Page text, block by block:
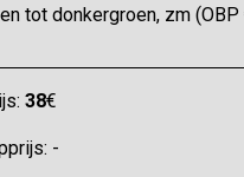
tot donkergroen, zm
38€
-